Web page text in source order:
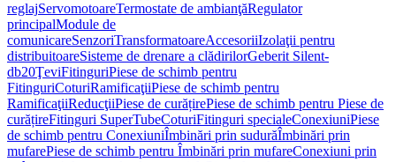
reglajServomotoareTermostate de ambianţăRegulator
principalModule de
comunicareSenzoriTransformatoareAccesoriiIzolaţii pentru
distribuitoareSisteme de drenare a clădirilorGeberit Silent-
db20ŢeviFitinguriPiese de schimb pentru
FitinguriCoturiRamificaţiiPiese de schimb pentru
RamificaţiiReducţiiPiese de curățirePiese de schimb pentru Piese de
curățireFitinguri SuperTubeCoturiFitinguri specialeConexiuniPiese
de schimb pentru ConexiuniÎmbinări prin sudurăÎmbinări prin
mufarePiese de schimb pentru Îmbinări prin mufareConexiuni prin